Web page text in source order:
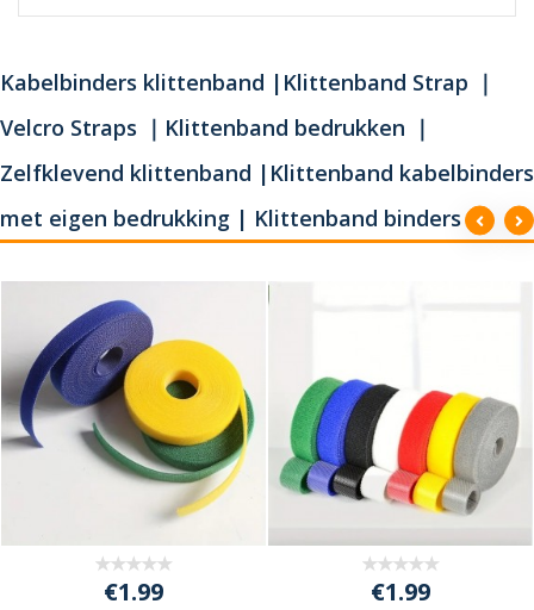
Kabelbinders klittenband |Klittenband Strap ｜
Velcro Straps ｜Klittenband bedrukken ｜
Zelfklevend klittenband |Klittenband kabelbinders
met eigen bedrukking | Klittenband binders
€1.99 €1.99